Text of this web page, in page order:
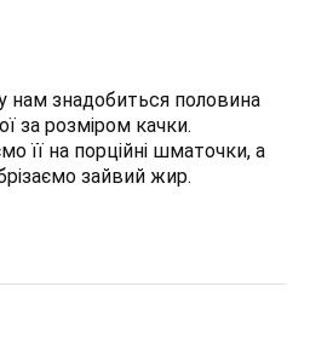
нам знадобиться половина
за розміром качки.
її на порційні шматочки, а
зайвий жир.